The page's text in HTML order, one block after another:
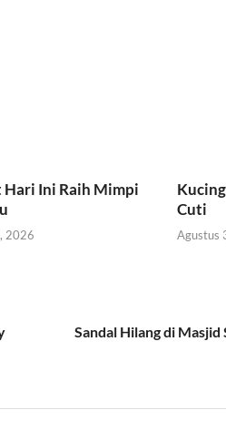
Hari Ini Raih Mimpi
2026
Cuti
Agustus
Sandal Hilang di